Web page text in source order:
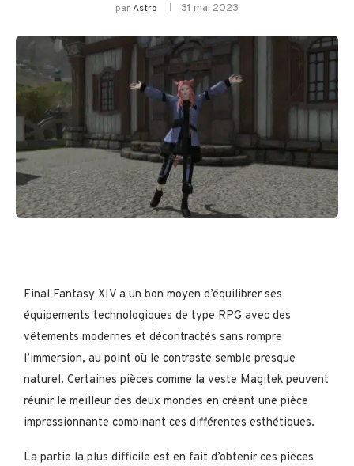
parAstro 31 mai 2023
Final Fantasy XIV a un bon moyen d’équilibrer ses
équipements technologiques de type RPG avec des
vêtements modernes et décontractés sans rompre
l’immersion, au point où le contraste semble presque
naturel. Certaines pièces comme la veste Magitek peuvent
réunir le meilleur des deux mondes en créant une pièce
impressionnante combinant ces différentes esthétiques.
La partie la plus difficile est en fait d’obtenir ces pièces